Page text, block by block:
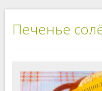
Печенье